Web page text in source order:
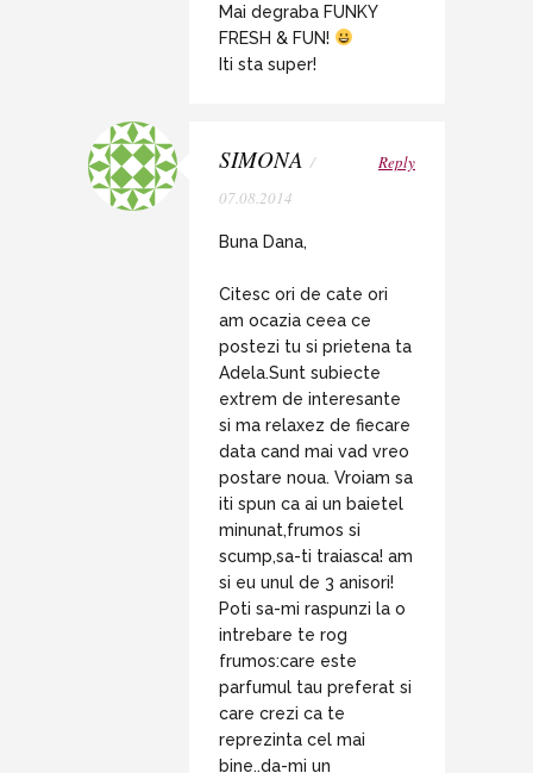
Mai degraba FUNKY
FRESH & FUN!
Iti sta super!
SIMONA /
07.08.2014
Reply
Buna Dana,
Citesc ori de cate ori
am ocazia ceea ce
postezi tu si prietena ta
Adela.Sunt subiecte
extrem de interesante
si ma relaxez de fiecare
data cand mai vad vreo
postare noua. Vroiam sa
iti spun ca ai un baietel
minunat,frumos si
scump,sa-ti traiasca! am
si eu unul de 3 anisori!
Poti sa-mi raspunzi la o
intrebare te rog
frumos:care este
parfumul tau preferat si
care crezi ca te
reprezinta cel mai
bine..da-mi un